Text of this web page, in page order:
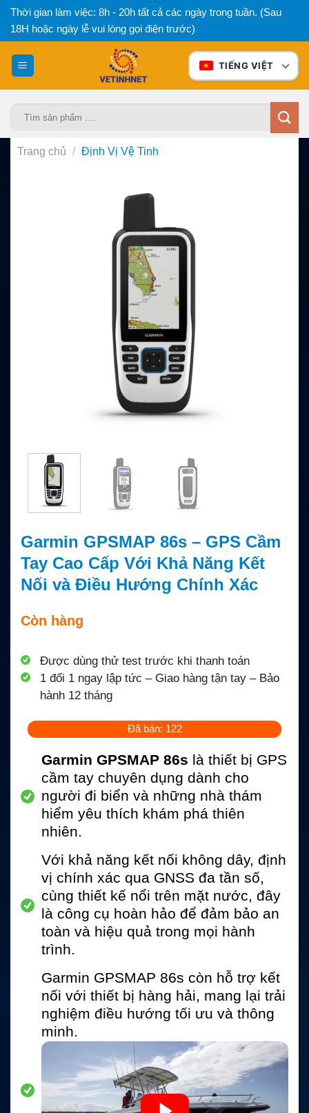
Bỏ
qua
nội
dung
Thời gian làm việc: 8h - 20h tất cả các ngày trong tuần. (Sau
18H hoặc ngày lễ vui lòng gọi điện trước)
TIẾNG VIỆT
Trang chủ / Định Vị Vệ Tinh
Garmin GPSMAP 86s – GPS Cầm
Tay Cao Cấp Với Khả Năng Kết
Nối và Điều Hướng Chính Xác
Còn hàng
Được dùng thử test trước khi thanh toán
1 đổi 1 ngay lập tức – Giao hàng tận tay – Bảo
hành 12 tháng
Đã bán: 122
Garmin GPSMAP 86s là thiết bị GPS
cầm tay chuyên dụng dành cho
người đi biển và những nhà thám
hiểm yêu thích khám phá thiên
nhiên.
Với khả năng kết nối không dây, định
vị chính xác qua GNSS đa tần số,
cùng thiết kế nổi trên mặt nước, đây
là công cụ hoàn hảo để đảm bảo an
toàn và hiệu quả trong mọi hành
trình.
Garmin GPSMAP 86s còn hỗ trợ kết
nối với thiết bị hàng hải, mang lại trải
nghiệm điều hướng tối ưu và thông
minh.